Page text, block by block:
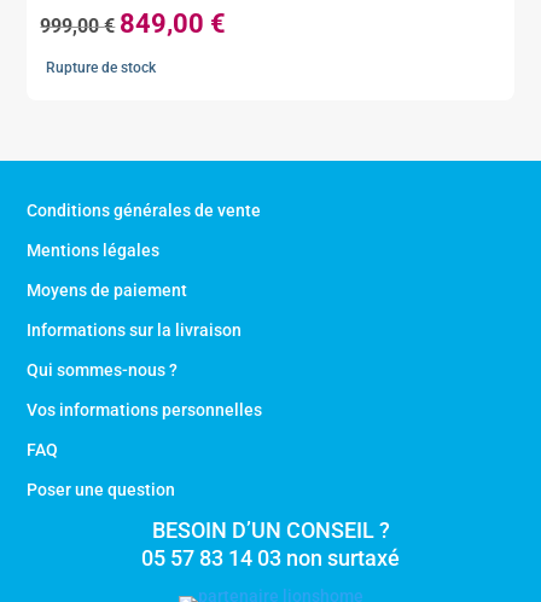
999,00€ Le
prix
849,00 €
Rupture de stock
Conditions générales de vente
Mentions légales
Moyens de paiement
Informations sur la livraison
Qui sommes-nous ?
Vos informations personnelles
FAQ
Poser une question
BESOIN D’UN CONSEIL ?
05 57 83 14 03 non surtaxé